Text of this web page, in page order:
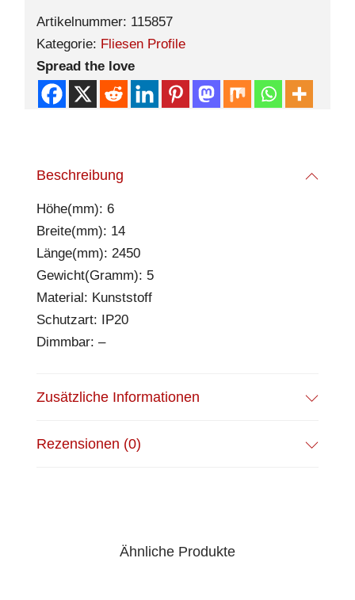
Artikelnummer: 115857
Kategorie: Fliesen Profile
Spread the love
Beschreibung
Höhe(mm): 6
Breite(mm): 14
Länge(mm): 2450
Gewicht(Gramm): 5
Material: Kunststoff
Schutzart: IP20
Dimmbar: –
Zusätzliche Informationen
Rezensionen (0)
Ähnliche Produkte